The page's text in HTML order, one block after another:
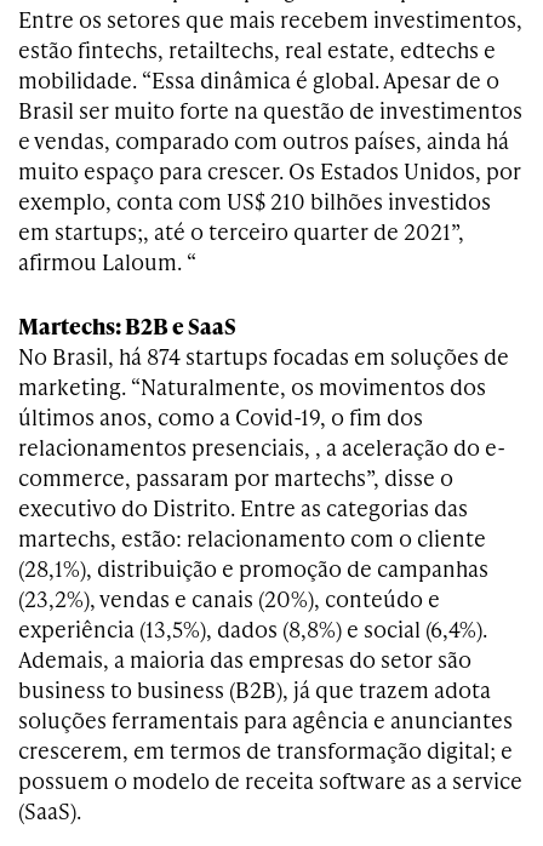
Entre os setores que mais recebem investimentos,
estão fintechs, retailtechs, real estate, edtechs e
mobilidade. “Essa dinâmica é global. Apesar de o
Brasil ser muito forte na questão de investimentos
e vendas, comparado com outros países, ainda há
muito espaço para crescer. Os Estados Unidos, por
exemplo, conta com US$ 210 bilhões investidos
em startups;, até o terceiro quarter de 2021”,
afirmou Laloum. “
Martechs: B2B e SaaS
No Brasil, há 874 startups focadas em soluções de
marketing. “Naturalmente, os movimentos dos
últimos anos, como a Covid-19, o fim dos
relacionamentos presenciais, , a aceleração do e-
commerce, passaram por martechs”, disse o
executivo do Distrito. Entre as categorias das
martechs, estão: relacionamento com o cliente
(28,1%), distribuição e promoção de campanhas
(23,2%), vendas e canais (20%), conteúdo e
experiência (13,5%), dados (8,8%) e social (6,4%).
Ademais, a maioria das empresas do setor são
business to business (B2B), já que trazem adota
soluções ferramentais para agência e anunciantes
crescerem, em termos de transformação digital; e
possuem o modelo de receita software as a service
(SaaS).